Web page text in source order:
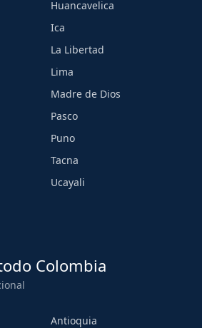
Huancavelica
Ica
La Libertad
Lima
Madre de Dios
Pasco
Puno
Tacna
Ucayali
Colombia
Antioquia